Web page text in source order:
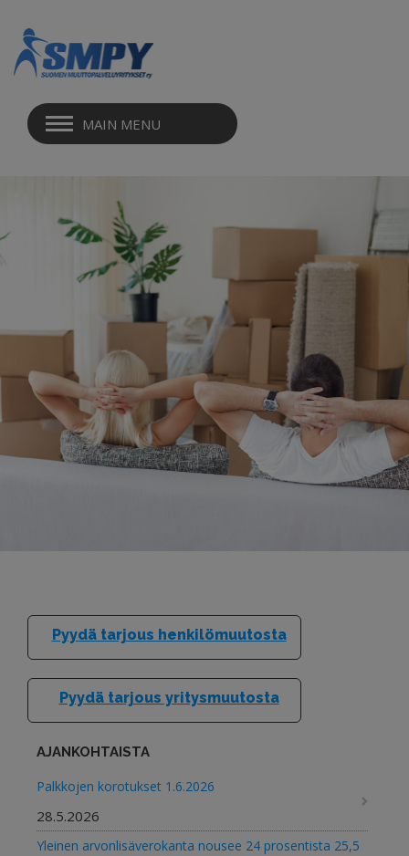
MAIN MENU
MUUTTO EDESSÄ
TARJOUSPYYNTÖ
TILAAMINEN
VALMISTAUTUMINEN MUUTTOON
KOTITALOUSVÄHENNYS
Pyydä tarjous henkilömuutosta
Pyydä tarjous yritysmuutosta
AJANKOHTAISTA
Palkkojen korotukset 1.6.2026
28.5.2026
Yleinen arvonlisäverokanta nousee 24 prosentista 25,5